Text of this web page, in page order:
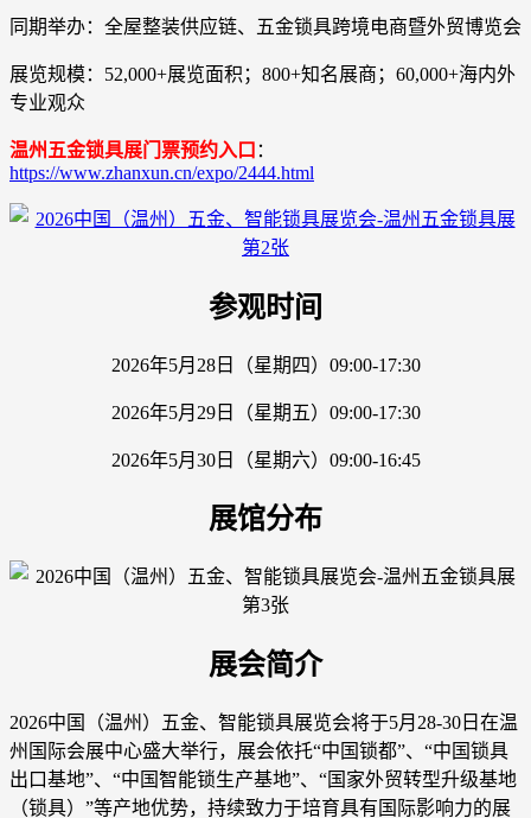
同期举办：全屋整装供应链、五金锁具跨境电商暨外贸博览会
展览规模：52,000+展览面积；800+知名展商；60,000+海内外
专业观众
温州五金锁具展门票预约入口 ：
https://www.zhanxun.cn/expo/2444.html
参观时间
2026年5月28日（星期四）09:00-17:30
2026年5月29日（星期五）09:00-17:30
2026年5月30日（星期六）09:00-16:45
展馆分布
展会简介
2026中国（温州）五金、智能锁具展览会将于5月28-30日在温
州国际会展中心盛大举行，展会依托“中国锁都”、“中国锁具
出口基地”、“中国智能锁生产基地”、“国家外贸转型升级基地
（锁具）”等产地优势，持续致力于培育具有国际影响力的展